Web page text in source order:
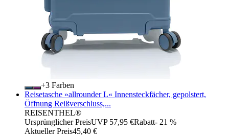
+
Farben
Reisetasche »allrounder L« Innensteckfächer, gepolstert,
Öffnung Reißverschluss,...
REISENTHEL®
Ursprünglicher PreisUVP 57,95 €Rabatt- 21 %
Aktueller Preis45,40 €